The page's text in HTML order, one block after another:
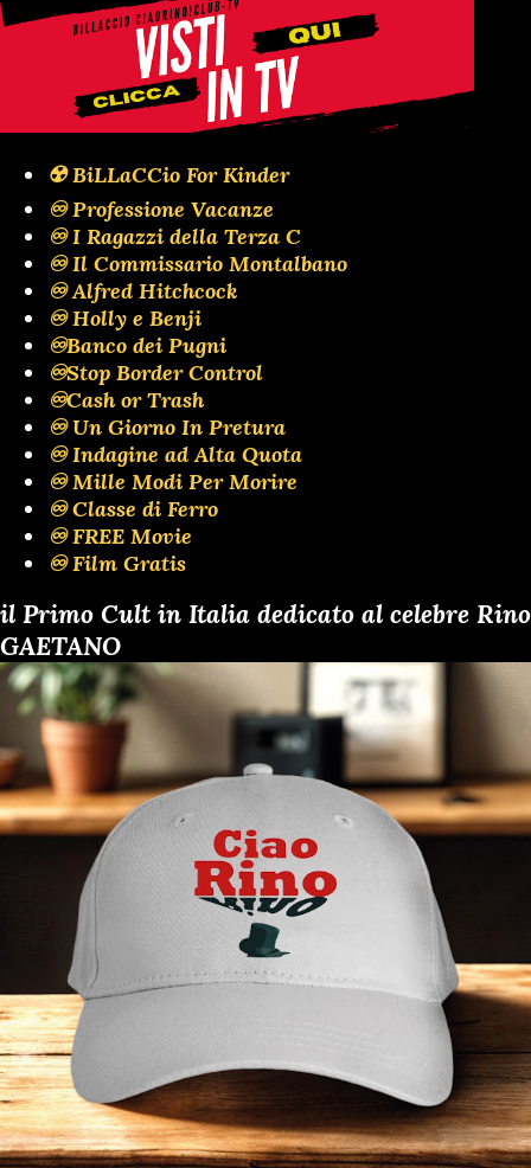
☢️ BiLLaCCio For Kinder
♾️ Professione Vacanze
♾️ I Ragazzi della Terza C
♾️ Il Commissario Montalbano
♾️ Alfred Hitchcock
♾️ Holly e Benji
♾️Banco dei Pugni
♾️Stop Border Control
♾️Cash or Trash
♾️ Un Giorno In Pretura
♾️ Indagine ad Alta Quota
♾️ Mille Modi Per Morire
♾️ Classe di Ferro
♾️ FREE Movie
♾️ Film Gratis
il Primo Cult in Italia dedicato al celebre Rino
GAETANO